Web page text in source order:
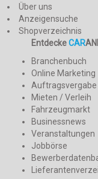
Über uns
Anzeigensuche
Shopverzeichnis
EntdeckeCAR
Branchenbuch
Online Marketing
Auftragsvergabe
Mieten / Verleih
Fahrzeugmarkt
Businessnews
Veranstaltungen
Jobbörse